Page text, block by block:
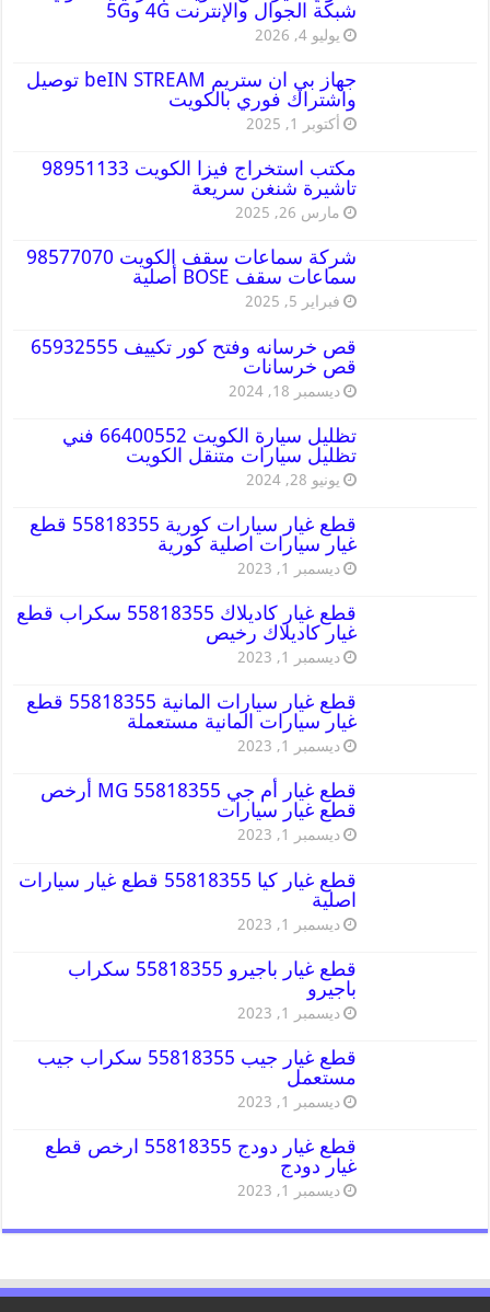
شبكة الجوال والإنترنت 4G و5G
يوليو 4, 2026
جهاز بي ان ستريم beIN STREAM توصيل
واشتراك فوري بالكويت
أكتوبر 1, 2025
مكتب استخراج فيزا الكويت 98951133
تاشيرة شنغن سريعة
مارس 26, 2025
شركة سماعات سقف الكويت 98577070
سماعات سقف BOSE أصلية
فبراير 5, 2025
قص خرسانه وفتح كور تكييف 65932555
قص خرسانات
ديسمبر 18, 2024
تظليل سيارة الكويت 66400552 فني
تظليل سيارات متنقل الكويت
يونيو 28, 2024
قطع غيار سيارات كورية 55818355 قطع
غيار سيارات اصلية كورية
ديسمبر 1, 2023
قطع غيار كاديلاك 55818355 سكراب قطع
غيار كاديلاك رخيص
ديسمبر 1, 2023
قطع غيار سيارات المانية 55818355 قطع
غيار سيارات المانية مستعملة
ديسمبر 1, 2023
قطع غيار أم جي MG 55818355 أرخص
قطع غيار سيارات
ديسمبر 1, 2023
قطع غيار كيا 55818355 قطع غيار سيارات
اصلية
ديسمبر 1, 2023
قطع غيار باجيرو 55818355 سكراب
باجيرو
ديسمبر 1, 2023
قطع غيار جيب 55818355 سكراب جيب
مستعمل
ديسمبر 1, 2023
قطع غيار دودج 55818355 ارخص قطع
غيار دودج
ديسمبر 1, 2023